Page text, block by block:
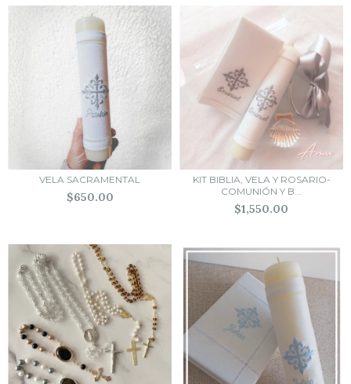
VELA SACRAMENTAL
$650.00
KIT BIBLIA, VELA Y ROSARIO-
COMUNIÓN Y B...
$1,550.00